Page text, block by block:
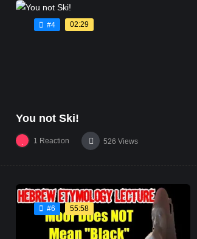
#4 02:29
You not Ski!
1 Reaction 526 Views
#6 55:58